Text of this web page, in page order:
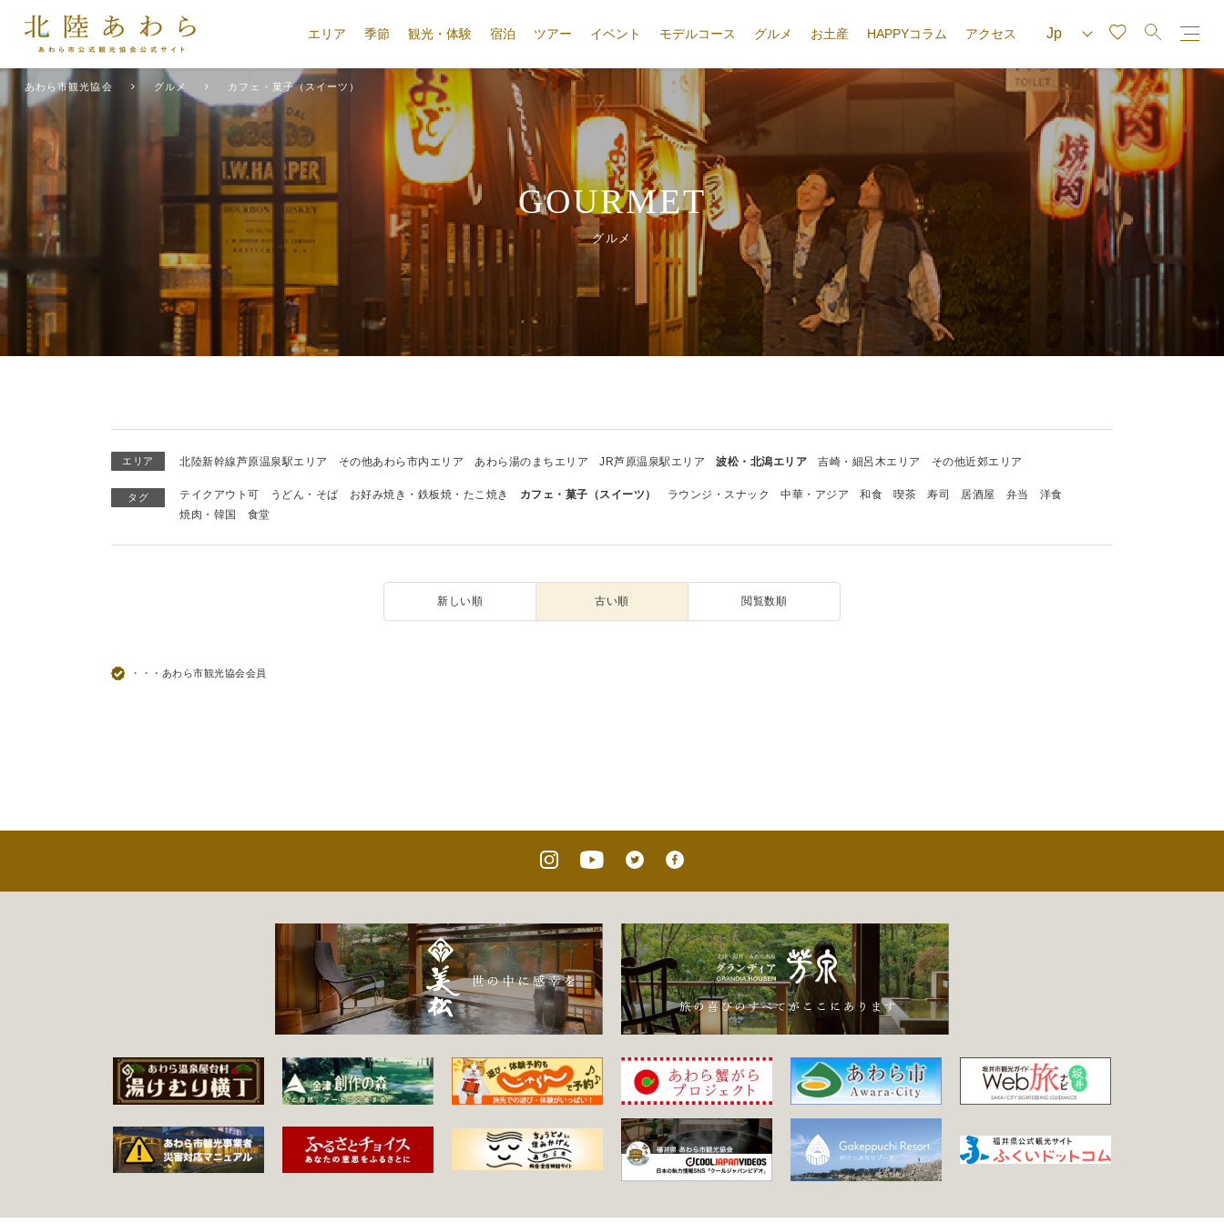
エリア 季節 観光・体験 宿泊 ツアー イベント モデルコース グルメ お土産 HAPPYコラム アクセス
あわら市観光協会 グルメ カフェ・菓子（スイーツ）
GOURMET
グルメ
エリア 北陸新幹線芦原温泉駅エリア その他あわら市内エリア あわら湯のまちエリア JR芦原温泉駅エリア 波松・北潟エリア 吉崎・細呂木エリア その他近郊エリア
タグ テイクアウト可 うどん・そば お好み焼き・鉄板焼・たこ焼き カフェ・菓子（スイーツ） ラウンジ・スナック 中華・アジア 和食 喫茶 寿司 居酒屋 弁当
洋食
焼肉・韓国
食堂
新しい順 古い順 閲覧数順
・・・あわら市観光協会会員